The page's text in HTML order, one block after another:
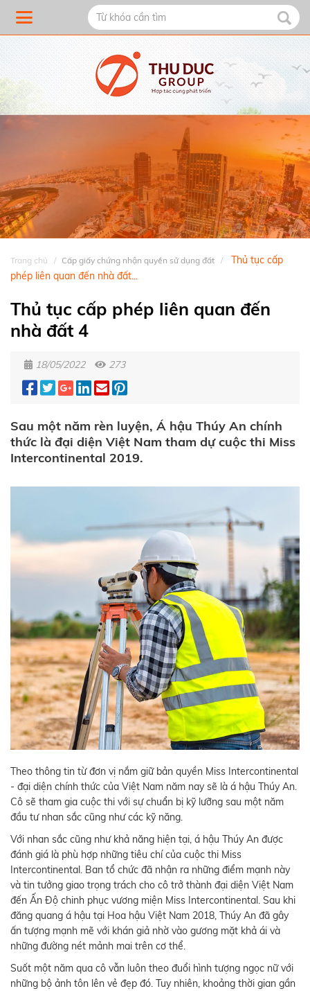
Trang chủ Cấp giấy chứng nhận quyền sử dụng đất
Thủ tục cấp
phép liên quan đến nhà đất...
Thủ tục cấp phép liên quan đến
nhà đất 4
18/05/2022 273
Sau một năm rèn luyện, Á hậu Thúy An chính
thức là đại diện Việt Nam tham dự cuộc thi Miss
Intercontinental 2019.
Theo thông tin từ đơn vị nắm giữ bản quyền Miss Intercontinental
- đại diện chính thức của Việt Nam năm nay sẽ là á hậu Thúy An.
Cô sẽ tham gia cuộc thi với sự chuẩn bị kỹ lưỡng sau một năm
đầu tư nhan sắc cũng như các kỹ năng.
Với nhan sắc cũng như khả năng hiện tại, á hậu Thúy An được
đánh giá là phù hợp những tiêu chí của cuộc thi Miss
Intercontinental. Ban tổ chức đã nhận ra những điểm mạnh này
và tin tưởng giao trọng trách cho cô trở thành đại diện Việt Nam
đến Ấn Độ chinh phục vương miện Miss Intercontinental. Sau khi
đăng quang á hậu tại Hoa hậu Việt Nam 2018, Thúy An đã gây
ấn tượng mạnh mẽ với khán giả nhờ vào gương mặt khả ái và
những đường nét mảnh mai trên cơ thể.
Suốt một năm qua cô vẫn luôn theo đuổi hình tượng ngọc nữ với
những bộ ảnh tôn lên vẻ đẹp đó. Tuy nhiên, khoảng thời gian gần